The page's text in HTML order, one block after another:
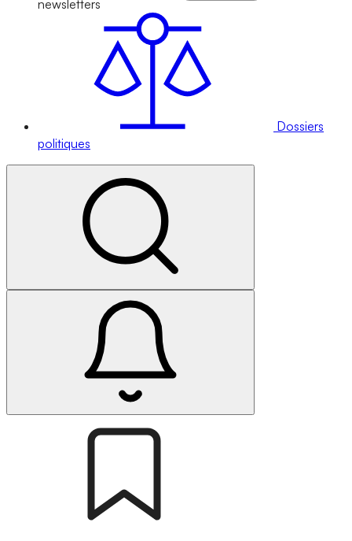
newsletters
Dossiers
politiques